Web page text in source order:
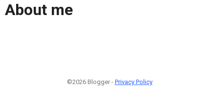
About me
©2026 Blogger - Privacy Policy